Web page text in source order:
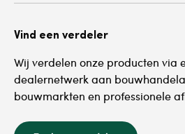
Vind een verdeler
Wij verdelen onze producten via
dealernetwerk aan
bouwmarkten en professionele